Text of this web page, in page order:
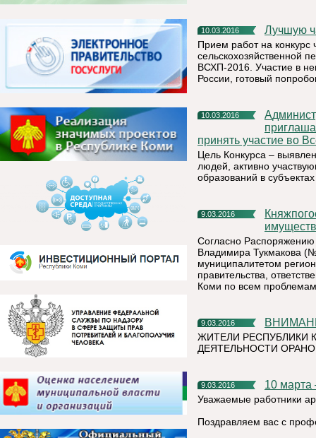
10.03.2016 Лучшую
Прием работ на конкурс
сельскохозяйственной
ВСХП-2016. Участие в
России, готовый
10.03.2016
Администрация муниципального района «Княжпогостский»
принять участие во
Цель Конкурса –
людей, активно
образований в
9.03.2016
Княжпогостский район будет курировать министр РК
Согласно Распоряжению
Владимира Тукмакова
муниципалитетом
правительства,
Коми по всем
9.03.2016
ЖИТЕЛИ РЕСПУБЛИКИ
ДЕЯТЕЛЬНОСТИ
9.03.2016 10
Уважаемые работники
Поздравляем вас с